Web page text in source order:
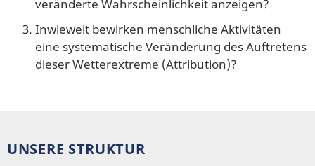
veränderte Wahrscheinlichkeit anzeigen?
Inwieweit bewirken menschliche Aktivitäten
eine systematische Veränderung des Auftretens
dieser Wetterextreme (Attribution)?
UNSERE STRUKTUR